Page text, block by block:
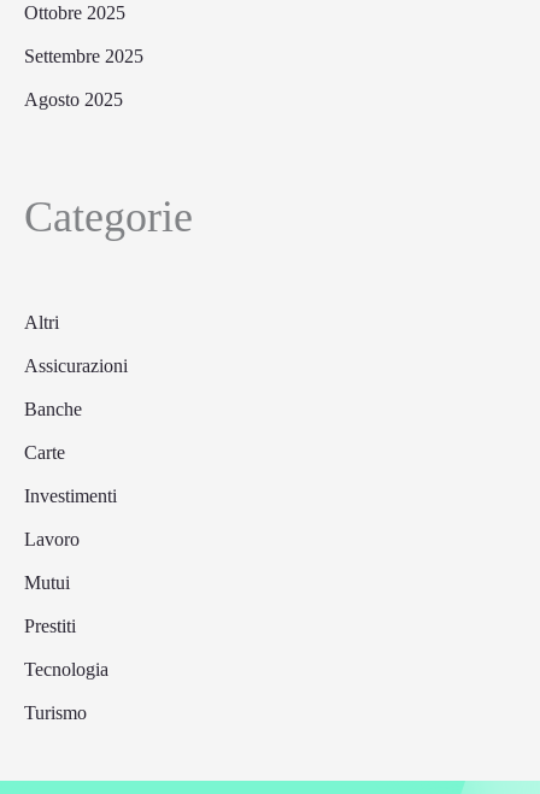
Ottobre 2025
Settembre 2025
Agosto 2025
Categorie
Altri
Assicurazioni
Banche
Carte
Investimenti
Lavoro
Mutui
Prestiti
Tecnologia
Turismo